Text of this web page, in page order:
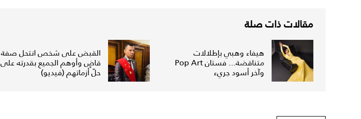
مقالات ذات صلة
هيفاء وهبي بإطلالات
متناقضة... فستان Pop Art
وآخر أسود جريء
القبض على شخص انتحل صفة
قاضٍ وأوهم الجميع بقدرته على
حلّ أزماتهم (فيديو)